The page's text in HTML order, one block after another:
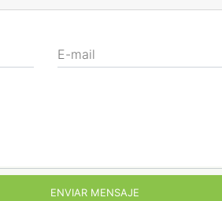
E-mail
ENVIAR MENSAJE